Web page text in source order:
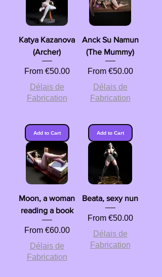
Katya Kazanova
(Archer)
From €50.00
Sale Price
Délais de
Fabrication
Add to Cart
Anck Su Namun
(The Mummy)
From €50.00
Sale Price
Délais de
Fabrication
Add to Cart
Moon, a woman
reading a book
From €60.00
Sale Price
Délais de
Fabrication
Beata, sexy nun
From €50.00
Sale Price
Délais de
Fabrication